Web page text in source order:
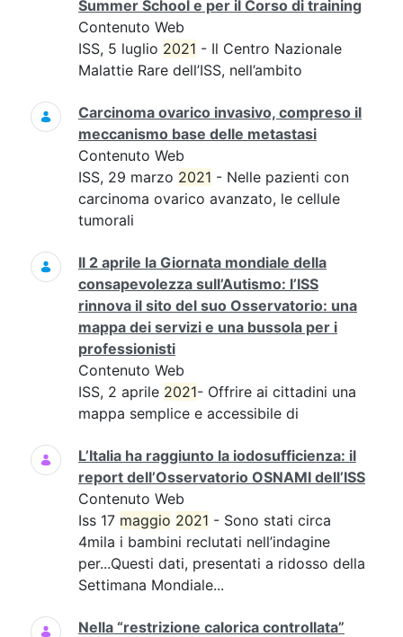
Summer School e per il Corso di training
Contenuto Web
ISS, 5 luglio 2021 - Il Centro Nazionale
Malattie Rare dell’ISS, nell’ambito
Carcinoma ovarico invasivo, compreso il
meccanismo base delle metastasi
Contenuto Web
ISS, 29 marzo 2021 - Nelle pazienti con
carcinoma ovarico avanzato, le cellule
tumorali
Il 2 aprile la Giornata mondiale della
consapevolezza sull’Autismo: l’ISS
rinnova il sito del suo Osservatorio: una
mappa dei servizi e una bussola per i
professionisti
Contenuto Web
ISS, 2 aprile 2021- Offrire ai cittadini una
mappa semplice e accessibile di
L’Italia ha raggiunto la iodosufficienza: il
report dell’Osservatorio OSNAMI dell’ISS
Contenuto Web
Iss 17 maggio 2021 - Sono stati circa
4mila i bambini reclutati nell’indagine
per...Questi dati, presentati a ridosso della
Settimana Mondiale...
Nella “restrizione calorica controllata”